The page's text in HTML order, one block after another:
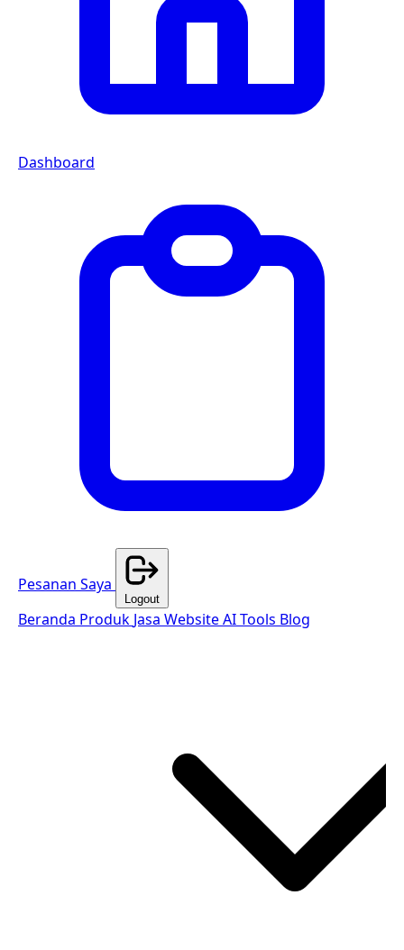
Dashboard
Pesanan Saya
Logout
Beranda Produk Jasa WebsiteAI Tools Blog